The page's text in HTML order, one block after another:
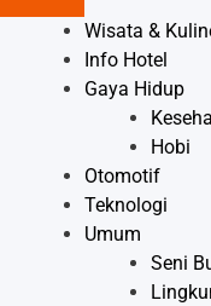
Wisata &
Info Hotel
Gaya Hidup
Hobi
Otomotif
Teknologi
Umum
Seni